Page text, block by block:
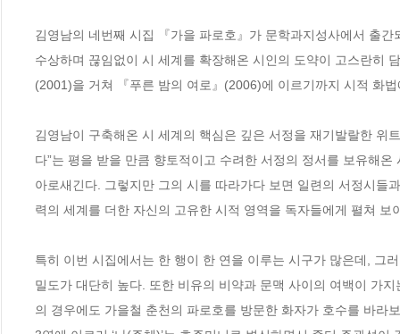
김영남의 네번째 시집 『가을 파로호』가 문학과지성사에서 출
수상하며 끊임없이 시 세계를 확장해온 시인의 도약이 고스란히
(2001)을 거쳐 『푸른 밤의 여로』(2006)에 이르기까지 시적 화
김영남이 구축해온 시 세계의 핵심은 깊은 서정을 재기발랄한 위
다”는 평을 받을 만큼 향토적이고 수려한 서정의 정서를 보유해
아로새긴다. 그렇지만 그의 시를 따라가다 보면 일련의 서정시들
력의 세계를 더한 자신의 고유한 시적 영역을 독자들에게 펼쳐
특히 이번 시집에서는 한 행이 한 연을 이루는 시구가 많은데, 그
밀도가 대단히 높다. 또한 비유의 비약과 문맥 사이의 여백이 가
의 경우에도 가을철 춘천의 파로호를 방문한 화자가 호수를 바라